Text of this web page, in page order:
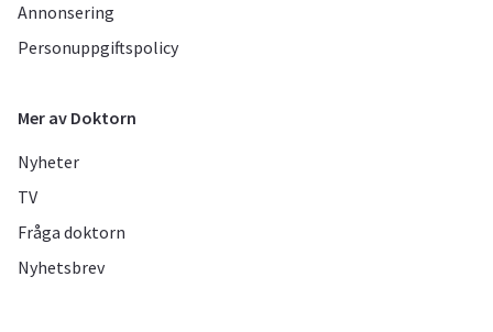
Annonsering
Personuppgiftspolicy
Mer av Doktorn
Nyheter
TV
Fråga doktorn
Nyhetsbrev